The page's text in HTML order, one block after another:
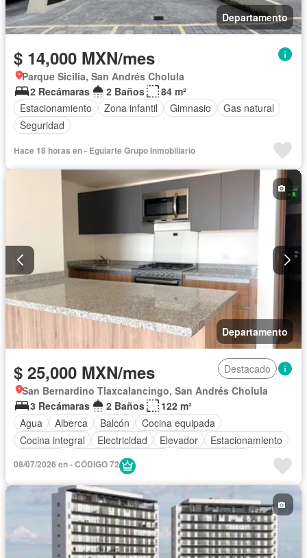
Departamento
$ 14,000 MXN/mes
Parque Sicilia, San Andrés Cholula
2 Recámaras
2 Baños
84 m²
Estacionamiento
Zona infantil Gimnasio
Gas natural
Seguridad
Hace 18 horas en - Eguiarte Grupo Inmobiliario
Departamento
$ 25,000 MXN/mes
Destacado
San Bernardino Tlaxcalancingo, San Andrés Cholula
3 Recámaras
2 Baños
122 m²
Agua
Alberca Balcón
Cocina equipada
Cocina integral
Electricidad Elevador
Estacionamiento
Recámara con closet
Vista panorámica
Sin amueblar
08/07/2026 en - CÓDIGO 72